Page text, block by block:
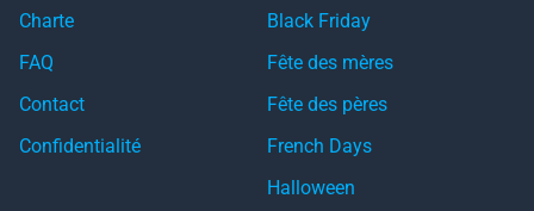
Charte
FAQ
Contact
Confidentialité
Black Friday
Fête des mères
Fête des pères
French Days
Halloween